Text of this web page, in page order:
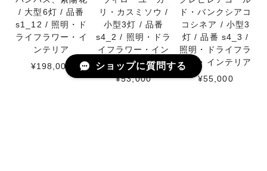
/ 大型6灯 / 品番
s1_12 / 照明・ド
ライフラワー・イ
ンテリア
¥198,000
リ・カスミソウ /
小型3灯 / 品番
s4_2 / 照明・ドラ
イフラワー・イン
テリア
¥53,000
ド・バンクシアコ
コシネア / 小型3
灯 / 品番 s4_3 /
照明・ドライフラ
ワー・インテリア
¥55,000
ショップに質問する